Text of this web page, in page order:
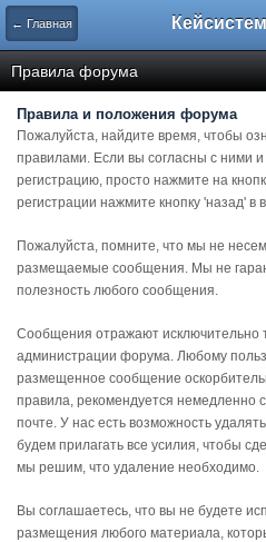
← Главная
Правила форума
Правила и положения форума
Пожалуйста, найдите время, чтобы
правилами. Если вы согласны с ними
регистрацию, просто нажмите на
регистрации нажмите кнопку 'назад' в
Пожалуйста, помните, что мы не
размещаемые сообщения. Мы не
полезность любого сообщения.
Сообщения отражают исключительно
администрации форума. Любому
размещенное сообщение
правила, рекомендуется немедленно
почте. У нас есть возможность
будем прилагать все усилия, чтобы
мы решим, что удаление необходимо.
Вы соглашаетесь, что вы не будете
размещения любого материала,